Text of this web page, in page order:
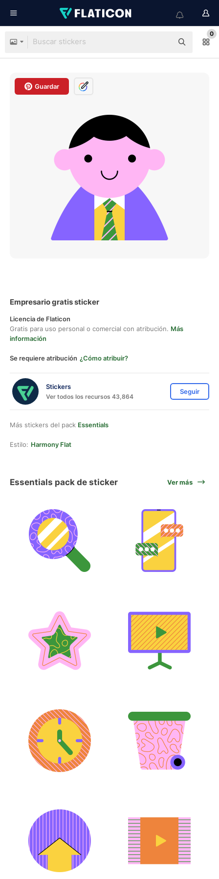
0
Guardar
Empresario gratis sticker
Licencia de Flaticon
Gratis para uso personal o comercial con atribución. Más
información
Se requiere atribución ¿Cómo atribuir?
Stickers
Ver todos los recursos 43,864
Seguir
Más stickers del pack Essentials
Estilo: Harmony Flat
Essentials pack de sticker Ver más